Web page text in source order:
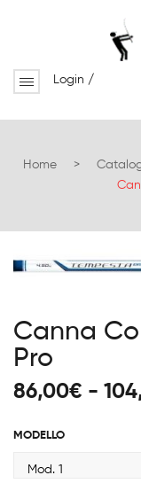
Login /
Home >
Canna
Pro
86,00€ -
MODELLO